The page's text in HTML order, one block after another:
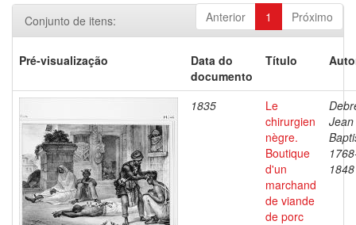
Anterior 1 Próximo
Conjunto de itens:
Pré-visualização
Data do
documento
Título
1835
Le
chirurgien
nègre.
Boutique
d'un
marchand
de viande
de porc
Jean
1848